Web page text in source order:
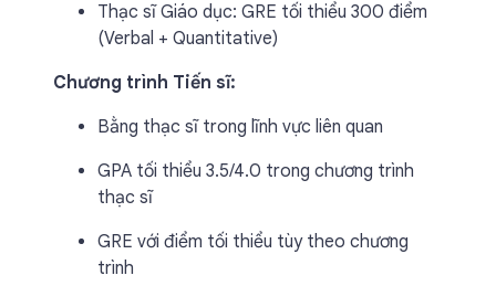
Thạc sĩ Giáo dục: GRE tối thiểu 300 điểm
(Verbal + Quantitative)
Chương trình Tiến sĩ:
Bằng thạc sĩ trong lĩnh vực liên quan
GPA tối thiểu 3.5/4.0 trong chương trình
thạc sĩ
GRE với điểm tối thiểu tùy theo chương
trình